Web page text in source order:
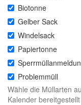
Biotonne
Gelber Sack
Windelsack
Papiertonne
Problemmüll
Wähle die Müllarten
Kalender